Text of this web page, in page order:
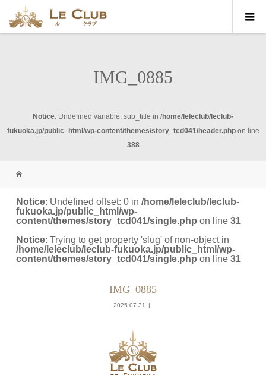
IMG_0885
Notice: Undefined variable: sub_title in /home/leleclub/leclub-
fukuoka.jp/public_html/wp-content/themes/story_tcd041/header.phpon line
388
Notice: Undefined offset: 0 in/home/leleclub/leclub-
fukuoka.jp/public_html/wp-
content/themes/story_tcd041/single.php on line31
Notice: Trying to get property 'slug' of non-object in
/home/leleclub/leclub-fukuoka.jp/public_html/wp-
content/themes/story_tcd041/single.php on line31
IMG_0885
2025.07.31